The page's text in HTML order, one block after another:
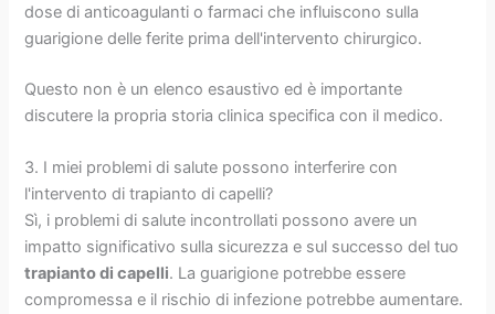
dose di anticoagulanti o farmaci che influiscono sulla
guarigione delle ferite prima dell'intervento chirurgico.
Questo non è un elenco esaustivo ed è importante
discutere la propria storia clinica specifica con il medico.
3. I miei problemi di salute possono interferire con
l'intervento di trapianto di capelli?
Sì, i problemi di salute incontrollati possono avere un
impatto significativo sulla sicurezza e sul successo del tuo
trapianto di capelli. La guarigione potrebbe essere
compromessa e il rischio di infezione potrebbe aumentare.